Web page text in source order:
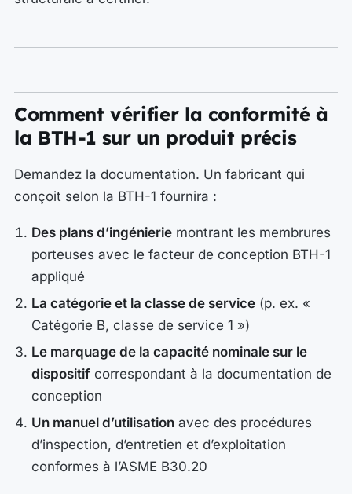
Comment vérifier la conformité à
la BTH-1 sur un produit précis
Demandez la documentation. Un fabricant qui
conçoit selon la BTH-1 fournira :
Des plans d’ingénierie montrant les membrures
porteuses avec le facteur de conception BTH-1
appliqué
La catégorie et la classe de service (p. ex. «
Catégorie B, classe de service 1 »)
Le marquage de la capacité nominale sur le
dispositif correspondant à la documentation de
conception
Un manuel d’utilisation avec des procédures
d’inspection, d’entretien et d’exploitation
conformes à l’ASME B30.20